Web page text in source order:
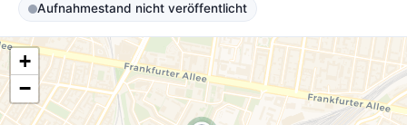
Aufnahmestand nicht veröffentlicht
+
−